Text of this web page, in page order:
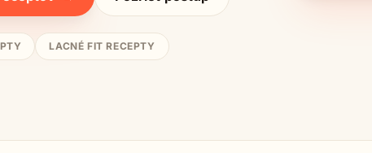
LACNÉ FIT RECEPTY